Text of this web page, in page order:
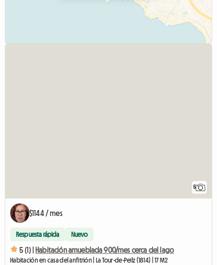
5
$1144 / mes
Respuesta rápida Nuevo
5 (1) | Habitación amueblada 900/mes cerca del lago
Habitación en casa del anfitrión | La Tour-de-Peilz (1814) | 17 M2